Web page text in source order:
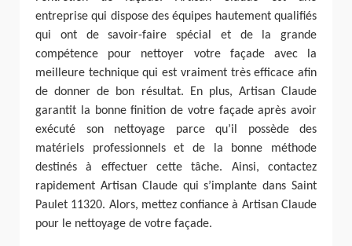
entreprise qui dispose des équipes hautement qualifiés
qui ont de savoir-faire spécial et de la grande
compétence pour nettoyer votre façade avec la
meilleure technique qui est vraiment très efficace afin
de donner de bon résultat. En plus, Artisan Claude
garantit la bonne finition de votre façade après avoir
exécuté son nettoyage parce qu’il possède des
matériels professionnels et de la bonne méthode
destinés à effectuer cette tâche. Ainsi, contactez
rapidement Artisan Claude qui s’implante dans Saint
Paulet 11320. Alors, mettez confiance à Artisan Claude
pour le nettoyage de votre façade.